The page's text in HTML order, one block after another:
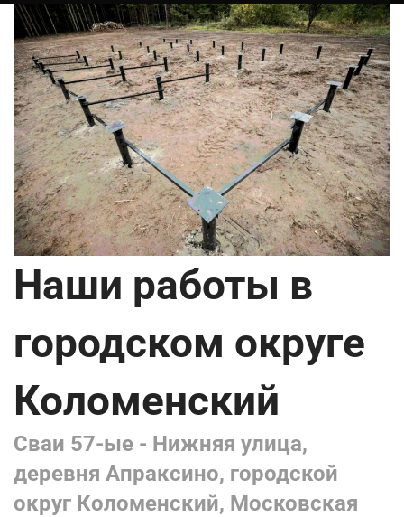
Наши работы в
городском округе
Коломенский
Сваи 57-ые - Нижняя улица,
деревня Апраксино, городской
округ Коломенский, Московская